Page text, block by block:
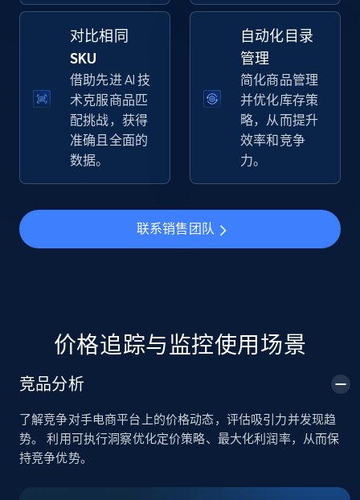
URL, Final price, Sku, Currency, Gtin,
Specifications, Image urls, Top reviews, and
more.
5.6K+ 876+ 立即开始
TikTok Shop - category
price, Final price, Discount percent, and more.
5.4K+ 668+ 立即开始
对比相同
SKU
借助先进 AI 技
术克服商品匹
配挑战，获得
准确且全面的
数据。
自动化目录
管理
简化商品管理
并优化库存策
略，从而提升
效率和竞争
力。
联系销售团队
价格追踪与监控使用场景
竞品分析
了解竞争对手电商平台上的价格动态，评估吸引力并发现趋
势。 利用可执行洞察优化定价策略、最大化利润率，从而保
持竞争优势。